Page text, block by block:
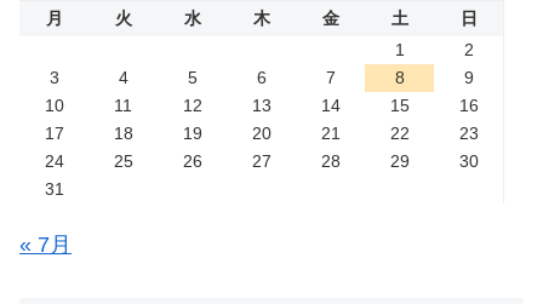
月 火 水 木 金 土
日
1
2
3
4 5 6 7 8
9
10
11 12 13 14 15
16
17
18 19 20 21 22
23
24
25 26 27 28 29
30
31
« 7月